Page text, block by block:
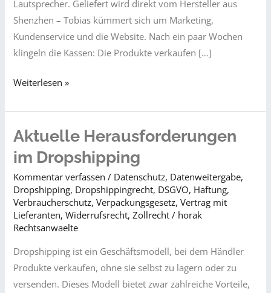
Lautsprecher. Geliefert wird direkt vom Hersteller aus
Shenzhen – Tobias kümmert sich um Marketing,
Kundenservice und die Website. Nach ein paar Wochen
klingeln die Kassen: Die Produkte verkaufen […]
„Retoure
Nirgendwo?“
–
Rückgaben
zum
rechtlichen
Problem
werden
Weiterlesen »
Aktuelle Herausforderungen
im Dropshipping
Kommentar verfassen / Datenschutz, Datenweitergabe,
Dropshipping, Dropshippingrecht, DSGVO, Haftung,
Verbraucherschutz,Verpackungsgesetz,Vertrag mit
Lieferanten,Widerrufsrecht,Zollrecht / horak
Rechtsanwaelte
Dropshipping ist ein Geschäftsmodell, bei dem Händler
Produkte verkaufen, ohne sie selbst zu lagern oder zu
versenden. Dieses Modell bietet zwar zahlreiche Vorteile,